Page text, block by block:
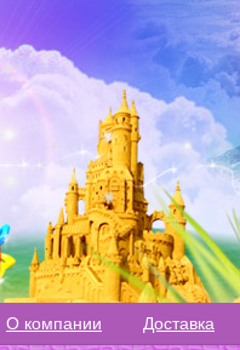
О компании Доставка